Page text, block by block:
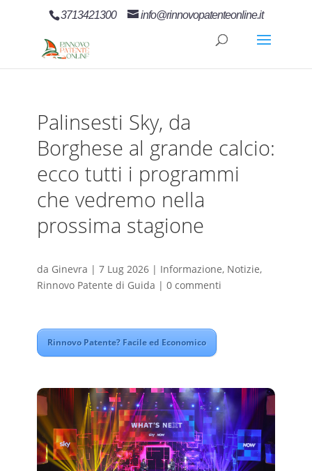
3713421300 info@rinnovopatenteonline.it
Palinsesti Sky, da
Borghese al grande calcio:
ecco tutti i programmi
che vedremo nella
prossima stagione
da Ginevra | 7 Lug 2026| Informazione, Notizie,
Rinnovo Patente di Guida | 0 commenti
Rinnovo Patente? Facile ed Economico